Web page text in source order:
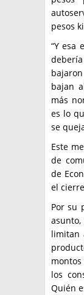
pesos
“Y esa
bajan
más
es lo
se
Este
de
de
el
Por su
limitan
los
Quién